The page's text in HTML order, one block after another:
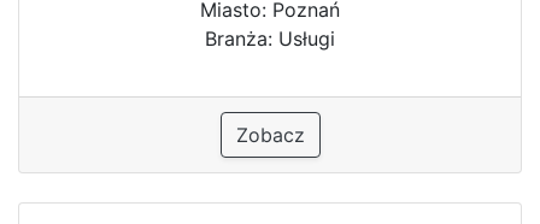
Miasto: Poznań
Branża: Usługi
Zobacz